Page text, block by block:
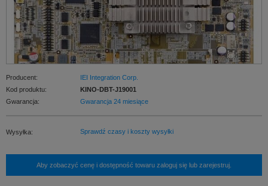
Producent:
IEI Integration Corp.
Kod produktu:
KINO-DBT-J19001
Gwarancja:
Gwarancja 24 miesiące
Wysyłka: Sprawdź czasy i koszty wysyłki
Aby zobaczyć cenę i dostępność towaru zaloguj się lub zarejestruj.